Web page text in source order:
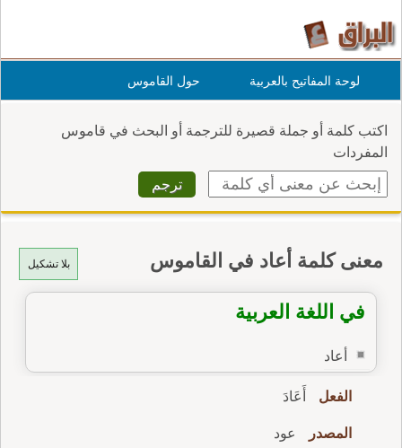
لوحة المفاتيح بالعربية حول القاموس
اكتب كلمة أو جملة قصيرة للترجمة أو البحث في قاموس
المفردات
بلا تشكيل معنى كلمة أعاد في القاموس
في اللغة العربية
أعاد
الفعل أَعَادَ
المصدر عود